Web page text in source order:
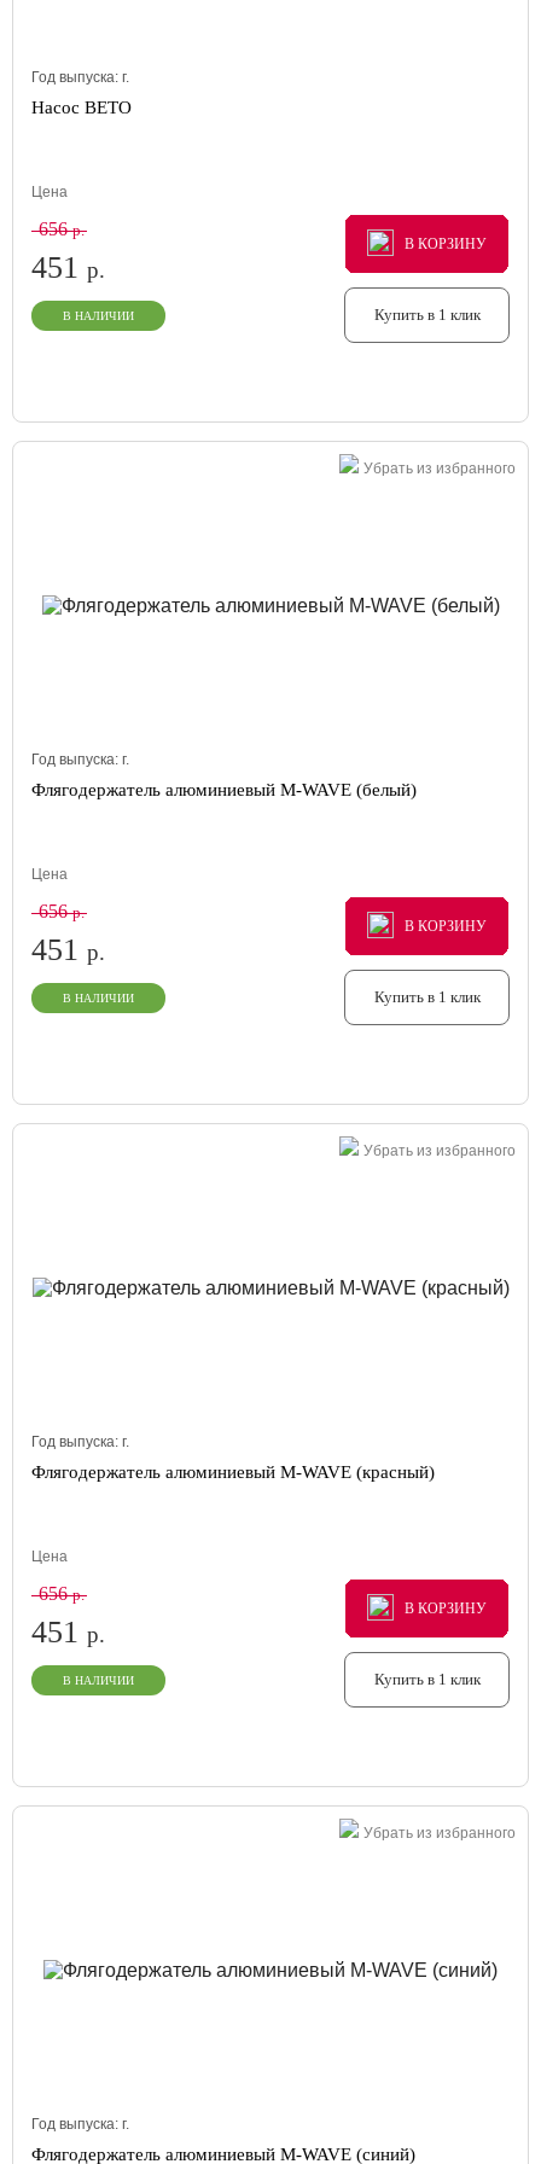
Год выпуска: г.
Насос BETO
Цена
656р.
451 р.
В НАЛИЧИИ
В КОРЗИНУ
В КОРЗИНУ
В КОРЗИНУ
Купить в 1 клик
Убрать из избранного
Год выпуска: г.
Флягодержатель алюминиевый M-WAVE (белый)
Цена
656р.
451 р.
В НАЛИЧИИ
В КОРЗИНУ
В КОРЗИНУ
В КОРЗИНУ
Купить в 1 клик
Убрать из избранного
Год выпуска: г.
Флягодержатель алюминиевый M-WAVE (красный)
Цена
656р.
451 р.
В НАЛИЧИИ
В КОРЗИНУ
В КОРЗИНУ
В КОРЗИНУ
Купить в 1 клик
Убрать из избранного
Год выпуска: г.
Флягодержатель алюминиевый M-WAVE (синий)